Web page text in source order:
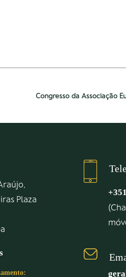
Congresso da Associação
Plaza